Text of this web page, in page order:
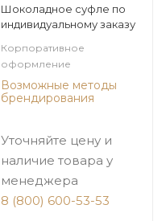
Шоколадное суфле по
индивидуальному заказу
Корпоративное
оформление
Возможные методы
брендирования
Уточняйте цену и
наличие товара у
менеджера
8 (800) 600-53-53